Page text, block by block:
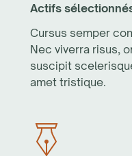
Actifs
Cursus semper
Nec viverra risus,
suscipit
amet tristique.